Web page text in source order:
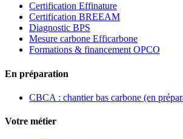
Certification Effinature
Certification BREEAM
Diagnostic BPS
Mesure carbone Efficarbone
Formations & financement OPCO
En préparation
CBCA : chantier bas carbone (en
Votre métier